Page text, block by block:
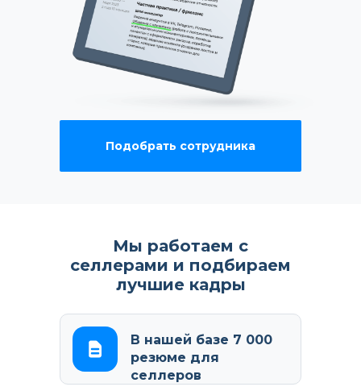
Подобрать сотрудника
Мы работаем с
селлерами и подбираем
лучшие кадры
В нашей базе 7 000
резюме для
селлеров